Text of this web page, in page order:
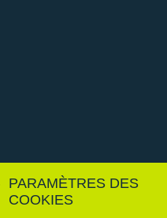
PARAMÈTRES DES
COOKIES